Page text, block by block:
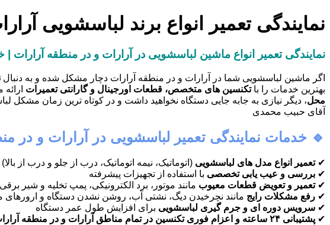
نمایندگی تعمیر انواع برند لباسشویی
نمایندگی تعمیر انواع ماشین لباسشویی در آرارات و در منطقه
اگر ماشین لباسشویی شما در آرارات و در منطقه آرارات دچار مشکل شده و به دنبال
بهترین خدمات را باتکنسین های متخصص، قطعات اورجینال و گارانتی تعمیرات
محل
آقای حبیب محمدی
🔹 خدمات نمایندگی تعمیر لباسشویی در آرارات و در
✔تعمیر انواع مدل های لباسشویی (اتوماتیک، نیمه اتوماتیک، درب از جلو و درب از بالا)
✔ بررسی و عیب یابی تخصصی با استفاده از تجهیزات پیشرفته
✔تعمیر و تعویض قطعات معیوب مانند موتور، برد الکترونیکی، پمپ تخلیه و شیر برقی
✔ رفع مشکلات رایج مانند نچرخیدن دیگ، نشتی آب، روشن نشدن دستگاه و ارورهای
✔ سرویس دوره ای و جرم گیری لباسشویی برای افزایش طول عمر دستگاه
✔ پشتیبانی ۲۴ ساعته و اعزام فوری تکنسین در تمام مناطق آرارات و در منطقه آرارات